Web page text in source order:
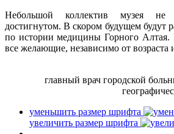
Небольшой коллектив музея не
достигнутом. В скором будущем будут
по истории медицины Горного Алтая.
все желающие, независимо от возраста
главный врач городской
уменьшить размер шрифта
увеличить размер шрифта